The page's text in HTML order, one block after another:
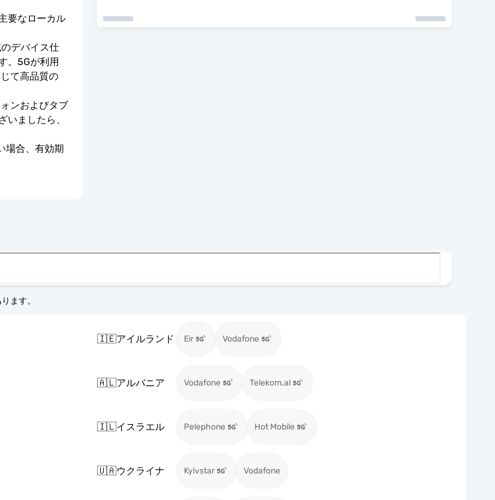
要なローカル
デバイス仕
。5Gが利用
て高品質の
ンおよびタブ
いましたら、
場合、有効期
ます。
🇮🇪アイルランド Eir Vodafone
🇦🇱アルバニア Vodafone Telekom.al
🇮🇱イスラエル Pelephone Hot Mobile
🇺🇦ウクライナ Kyivstar Vodafone